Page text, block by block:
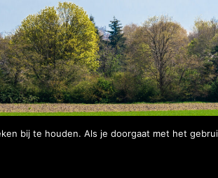
bij te houden. Als je doorgaat met het